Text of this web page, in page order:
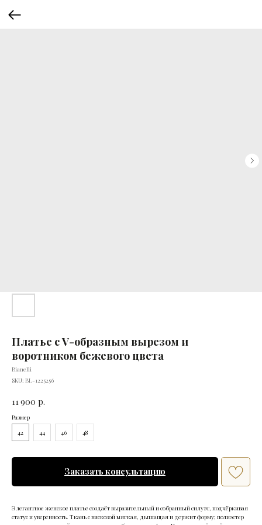
Платье с V-образным вырезом и
воротником бежевого цвета
Bianelli
SKU: BL-1225256
11 900 р.
Размер
42
44 46 48
Заказать консультацию
Элегантное женское платье создаёт выразительный и собранный силуэт, подчёркивая
статус и уверенность. Ткань с вискозой мягкая, дышащая и держит форму; полиэстер